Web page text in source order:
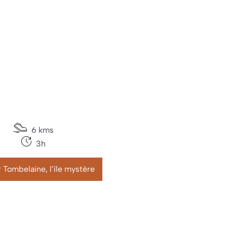
6 kms
3h
Tombelaine, l’île mystère